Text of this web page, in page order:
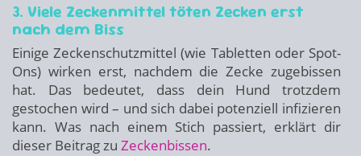
3. Viele Zeckenmittel töten Zecken erst
nach dem Biss
Einige Zeckenschutzmittel (wie Tabletten oder Spot-
Ons) wirken erst, nachdem die Zecke zugebissen
hat. Das bedeutet, dass dein Hund trotzdem
gestochen wird – und sich dabei potenziell infizieren
kann. Was nach einem Stich passiert, erklärt dir
dieser Beitrag zu Zeckenbissen.